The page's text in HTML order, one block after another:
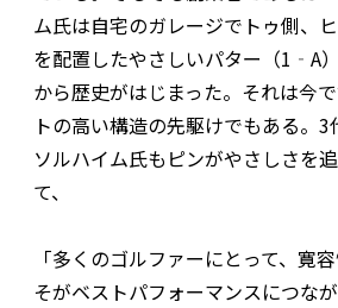
ム氏は自宅のガレージでトゥ側、
を配置したやさしいパター（1‐A
から歴史がはじまった。それは今
トの高い構造の先駆けでもある。3
ソルハイム氏もピンがやさしさを
て、
「多くのゴルファーにとって、寛
そがベストパフォーマンスにつな